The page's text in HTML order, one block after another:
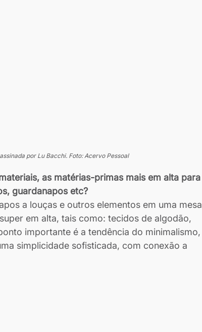
por Lu Bacchi. Foto: Acervo Pessoal
as matérias-primas mais em alta para
guardanapos etc?
a louças e outros elementos em uma mesa
em alta, tais como: tecidos de algodão,
importante é a tendência do minimalismo,
simplicidade sofisticada, com conexão a